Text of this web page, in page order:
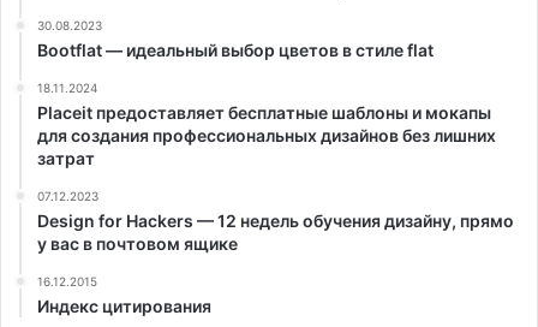
30.08.2023
Bootflat — идеальный выбор цветов в стиле flat
18.11.2024
Placeit предоставляет бесплатные шаблоны и мокапы
для создания профессиональных дизайнов без лишних
затрат
07.12.2023
Design for Hackers — 12 недель обучения дизайну, прямо
у вас в почтовом ящике
16.12.2015
Индекс цитирования